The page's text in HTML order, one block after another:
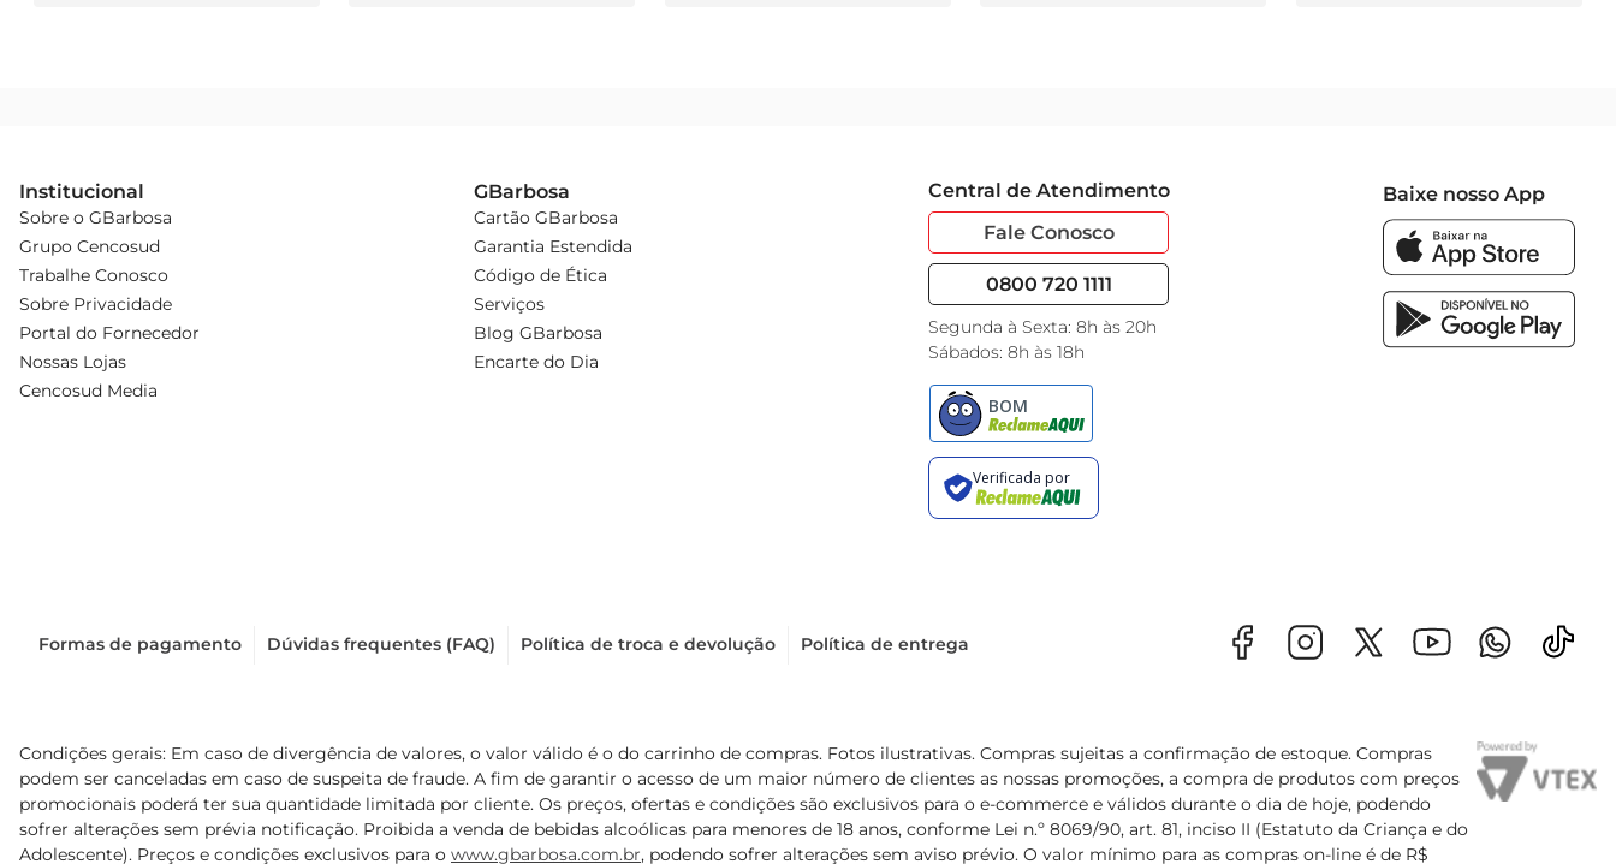
Institucional
Sobre o GBarbosa
Grupo Cencosud
Trabalhe Conosco
Sobre Privacidade
Portal do Fornecedor
Nossas Lojas
Cencosud Media
GBarbosa
Cartão GBarbosa
Garantia Estendida
Código de Ética
Serviços
Blog GBarbosa
Encarte do Dia
Central de Atendimento
Fale Conosco
0800 720 1111
Segunda à Sexta: 8h às 20h
Sábados: 8h às 18h
Baixe nosso App
Formas de pagamento Dúvidas frequentes (FAQ) Política de troca e devolução Política de entrega
Condições gerais: Em caso de divergência de valores, o valor válido é o do carrinho de compras. Fotos ilustrativas. Compras sujeitas a confirmação de estoque. Compras
podem ser canceladas em caso de suspeita de fraude. A fim de garantir o acesso de um maior número de clientes as nossas promoções, a compra de produtos com preços
promocionais poderá ter sua quantidade limitada por cliente. Os preços, ofertas e condições são exclusivos para o e-commerce e válidos durante o dia de hoje, podendo
sofrer alterações sem prévia notificação. Proibida a venda de bebidas alcoólicas para menores de 18 anos, conforme Lei n.º 8069/90, art. 81, inciso II (Estatuto da Criança e do
Adolescente). Preços e condições exclusivos para o www.gbarbosa.com.br, podendo sofrer alterações sem aviso prévio. O valor mínimo para as compras on-line é de R$